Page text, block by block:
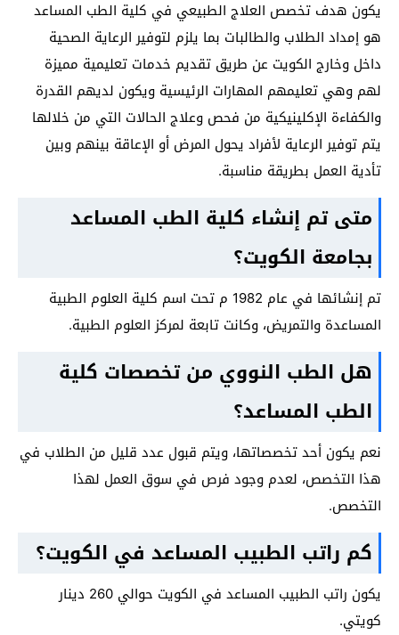
يكون هدف تخصص العلاج الطبيعي في كلية الطب المساعد
هو إمداد الطلاب والطالبات بما يلزم لتوفير الرعاية الصحية
داخل وخارج الكويت عن طريق تقديم خدمات تعليمية مميزة
لهم وهي تعليمهم المهارات الرئيسية ويكون لديهم القدرة
والكفاءة الإكلينيكية من فحص وعلاج الحالات التي من خلالها
يتم توفير الرعاية لأفراد يحول المرض أو الإعاقة بينهم وبين
تأدية العمل بطريقة مناسبة.
متى تم إنشاء كلية الطب المساعد
بجامعة الكويت؟
تم إنشائها في عام 1982 م تحت اسم كلية العلوم الطبية
المساعدة والتمريض، وكانت تابعة لمركز العلوم الطبية.
هل الطب النووي من تخصصات كلية
الطب المساعد؟
نعم يكون أحد تخصصاتها، ويتم قبول عدد قليل من الطلاب في
هذا التخصص، لعدم وجود فرص في سوق العمل لهذا
التخصص.
كم راتب الطبيب المساعد في الكويت؟
يكون راتب الطبيب المساعد في الكويت حوالي 260 دينار
كويتي.